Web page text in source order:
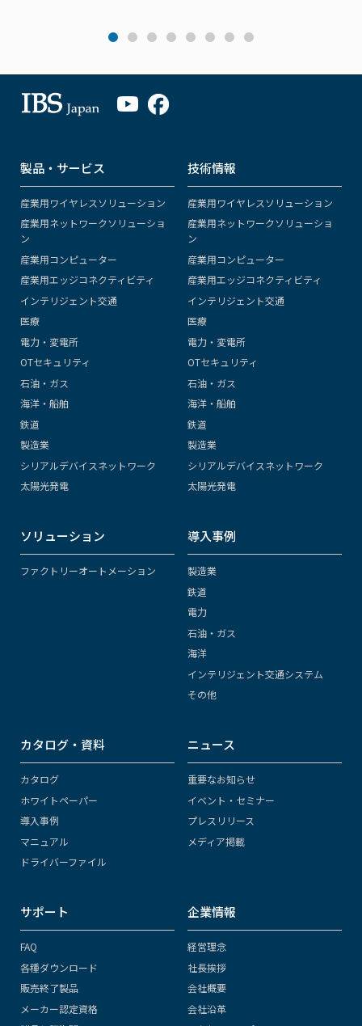
製品・サービス
産業用ワイヤレスソリューション
産業用ネットワークソリューショ
ン
産業用コンピューター
産業用エッジコネクティビティ
インテリジェント交通
医療
電力・変電所
OTセキュリティ
石油・ガス
海洋・船舶
鉄道
製造業
シリアルデバイスネットワーク
太陽光発電
技術情報
産業用ワイヤレスソリューション
産業用ネットワークソリューショ
ン
産業用コンピューター
産業用エッジコネクティビティ
インテリジェント交通
医療
電力・変電所
OTセキュリティ
石油・ガス
海洋・船舶
鉄道
製造業
シリアルデバイスネットワーク
太陽光発電
ソリューション
ファクトリーオートメーション
導入事例
製造業
鉄道
電力
石油・ガス
海洋
インテリジェント交通システム
その他
カタログ・資料
カタログ
ホワイトペーパー
導入事例
マニュアル
ドライバーファイル
ニュース
重要なお知らせ
イベント・セミナー
プレスリリース
メディア掲載
サポート
FAQ
各種ダウンロード
販売終了製品
メーカー認定資格
企業情報
経営理念
社長挨拶
会社概要
会社沿革